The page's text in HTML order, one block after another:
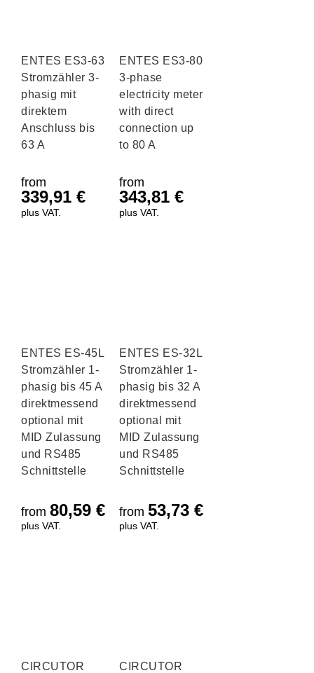
ENTES ES3-63
Stromzähler 3-
phasig mit
direktem
Anschluss bis
63 A
from
339,91 €
plus VAT.
ENTES ES3-80
3-phase
electricity meter
with direct
connection up
to 80 A
from
343,81 €
plus VAT.
ENTES ES-45L
Stromzähler 1-
phasig bis 45 A
direktmessend
optional mit
MID Zulassung
und RS485
Schnittstelle
from 80,59 €
plus VAT.
ENTES ES-32L
Stromzähler 1-
phasig bis 32 A
direktmessend
optional mit
MID Zulassung
und RS485
Schnittstelle
from 53,73 €
plus VAT.
CIRCUTOR
CIRCUTOR